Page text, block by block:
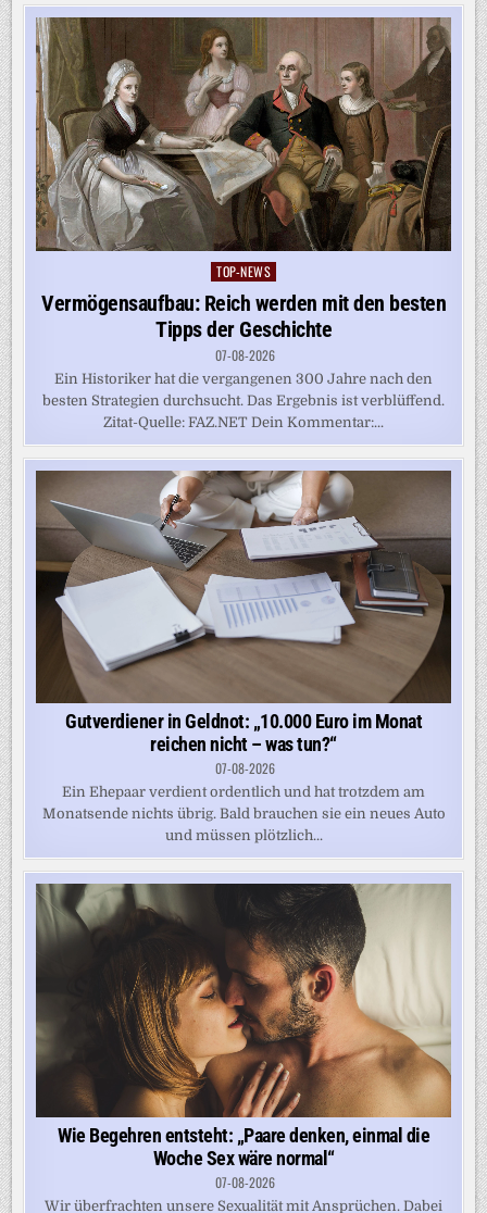
Posted
in
TOP-NEWS
Vermögensaufbau: Reich werden mit den besten
Tipps der Geschichte
07-08-2026
Ein Historiker hat die vergangenen 300 Jahre nach den
besten Strategien durchsucht. Das Ergebnis ist verblüffend.
Zitat-Quelle: FAZ.NET Dein Kommentar:...
Gutverdiener in Geldnot: „10.000 Euro im Monat
reichen nicht – was tun?“
07-08-2026
Ein Ehepaar verdient ordentlich und hat trotzdem am
Monatsende nichts übrig. Bald brauchen sie ein neues Auto
und müssen plötzlich...
Wie Begehren entsteht: „Paare denken, einmal die
Woche Sex wäre normal“
07-08-2026
Wir überfrachten unsere Sexualität mit Ansprüchen. Dabei